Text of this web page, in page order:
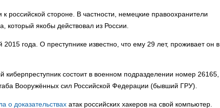
стороне. В частности, немецкие правоохранители
который якобы действовал из России.
года. О преступнике известно, что ему 29 лет, проживает он в
киберпреступник состоит в военном подразделении номер 26165,
Вооружённых сил Российской Федерации (бывший ГРУ).
о доказательствах атак российских хакеров на свой компьютер.